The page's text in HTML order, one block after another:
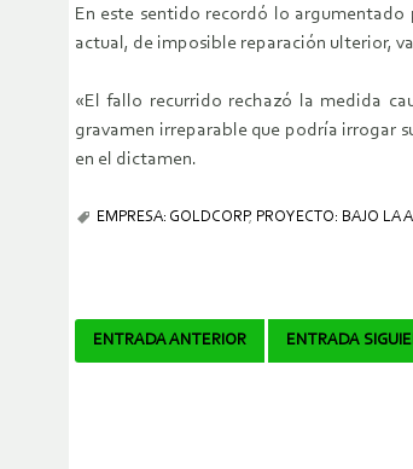
En este sentido recordó lo argumentado
actual, de imposible reparación ulterior,
«El fallo recurrido rechazó la medida
gravamen irreparable que podría irrogar
en el dictamen.
EMPRESA: GOLDCORP, PROYECTO: BAJO LA
Navegador
ENTRADA ANTERIOR ENTRADA